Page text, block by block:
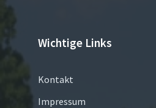
Wichtige Links
Kontakt
Impressum